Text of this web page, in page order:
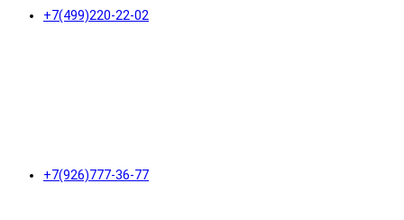
+7(499)220-22-02
+7(926)777-36-77